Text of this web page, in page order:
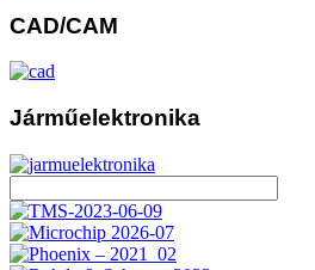
CAD/CAM
Járműelektronika